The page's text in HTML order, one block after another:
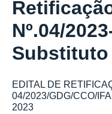
Nº.04/
Substituto
EDITAL DE
04/2023/GDG/CCO/
2023